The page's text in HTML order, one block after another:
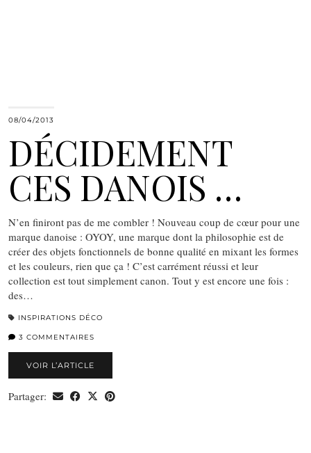
08/04/2013
DÉCIDEMENT
CES DANOIS …
N’en finiront pas de me combler ! Nouveau coup de cœur pour une
marque danoise : OYOY, une marque dont la philosophie est de
créer des objets fonctionnels de bonne qualité en mixant les formes
et les couleurs, rien que ça ! C’est carrément réussi et leur
collection est tout simplement canon. Tout y est encore une fois :
des…
INSPIRATIONS DÉCO
3 COMMENTAIRES
VOIR L’ARTICLE
Partager: